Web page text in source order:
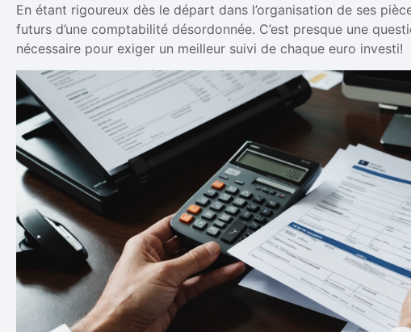
En étant rigoureux dès le départ dans l’organisation de ses
futurs d’une comptabilité désordonnée. C’est presque une
nécessaire pour exiger un meilleur suivi de chaque euro investi!